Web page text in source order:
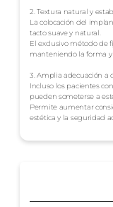
2. Textura natural y
La colocación del
tacto suave y natural.
El exclusivo método de
manteniendo la forma
3. Amplia adecuación a
Incluso los pacientes
pueden someterse a
Permite aumentar
estética y la seguridad